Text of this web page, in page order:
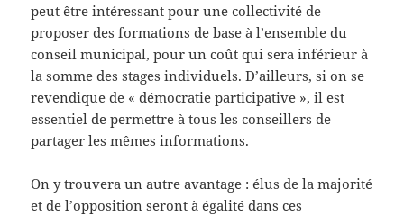
peut être intéressant pour une collectivité de
proposer des formations de base à l’ensemble du
conseil municipal, pour un coût qui sera inférieur à
la somme des stages individuels. D’ailleurs, si on se
revendique de « démocratie participative », il est
essentiel de permettre à tous les conseillers de
partager les mêmes informations.
On y trouvera un autre avantage : élus de la majorité
et de l’opposition seront à égalité dans ces